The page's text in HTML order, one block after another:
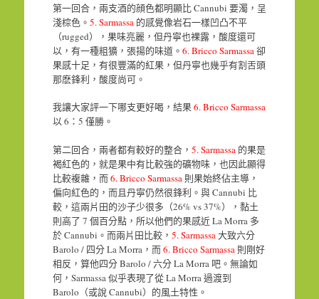
第一回合，兩支酒的顔色都明顯比 Cannubi 要濁，呈
淺棕色。 5. Sarmassa的感覺像岩石一樣凹凸不平
（rugged），果味亮麗，但丹寧也裸露，酸度還可
以，有一種粗獷，張揚的味道。 6. Bricco Sarmassa卻
果感十足，有很豐滿的紅果，但丹寧也幾乎有割舌頭
那麽鋒利，酸度尚可。
我讓大家評一下哪支更好喝，結果6. Bricco Sarmassa
以 6：5 僅勝。
第二回合，兩者都有較好的整合， 5. Sarmassa的果是
褐紅色的，就是果中有比較強的礦物味，也因此顯得
比較複雜，而6. Bricco Sarmassa則果始終佔主導，
偏向紅色的，而且丹寧仍然很鋒利。與 Cannubi 比
較，這兩片田的沙子少很多（26% vs 37%），黏土
則高了 7 個百分點，所以他們的果感近 La Morra 多
於 Cannubi。而兩片田比較， 5. Sarmassa大致六分
Barolo / 四分 La Morra，而6. Bricco Sarmassa則剛好
相反，算他四分 Barolo / 六分 La Morra 吧。無論如
何，Sarmassa 似乎表現了從 La Morra 過渡到
Barolo（或說 Cannubi）的風土特性。